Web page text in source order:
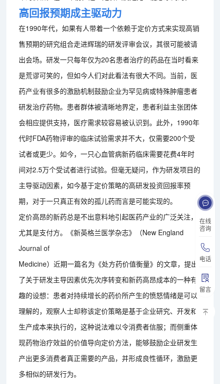
在线
咨询
电话
留言
高回报预期成主驱动力
在1990年代，如果有人带着一个依赖于定价方式来实现高销
售预期的研究组合走进辉瑞的研发评审会议，其很可能被请
出会场。研发一只每年仅为20名患者治疗的药品在当时看来
是荒谬可笑的，但如今人们对此看法有很大不同。当前，医
药产业有很多的激励机制鼓励企业为罕见病或特殊肿瘤患者
研发治疗药物。患者群体被清晰地界定，患者利益主张团体
会相应提供支持，医疗需求较容易被认识到。此外，1990年
代时FDA药物评审的临床试验需求并不大，仅需要200个受
试者或更少。如今，一只心血管病新药临床需要花费4年时
间对2.5万个受试者进行试验。但毫无疑问，作为研发项目的
主导驱动因素，如今基于定价策略的高研发投资回报率预
期，对于一只真正有效的孤儿药而言是可能实现的。
定价高昂的新药总是不出意料地引起医药产业的广泛关注，
尤其是支付方。《新英格兰医学杂志》（New England
Journal of
Medicine）近期一篇名为《处方药价值衡量》的文章，提出
了关于研发主导因素优先次序转变和新药高昂成本的一种有
趣的设想：患者对持续增长的药价所产生的愤怒情绪是可以
理解的，观察人士却称该定价策略是基于企业研究、开发和
生产成本来执行的，这种说法难以令消费者信服；而侧重体
现药物治疗效益的价值导向定价方法，能够鼓励企业研发生
产出更多消费者真正需要的产品，并形成良性循环，激励更
多相似的研发行为。